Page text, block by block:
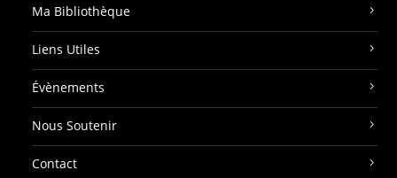
Ma Bibliothèque
Liens Utiles
Évènements
Nous Soutenir
Contact